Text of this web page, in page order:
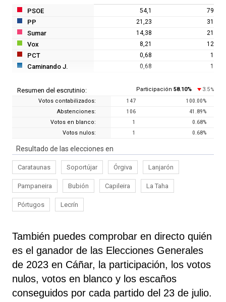
PSOE 54,1 79
PP 21,23 31
Sumar 14,38 21
Vox 8,21 12
PCT 0,68 1
Caminando J. 0,68 1
Resumen del escrutinio: Participación 58.10% 3.5 %
Votos contabilizados: 147 100.00%
Abstenciones: 106 41.89%
Votos en blanco: 1 0.68%
Votos nulos: 1 0.68%
Resultado de las elecciones en
Carataunas Soportújar Órgiva Lanjarón
Pampaneira Bubión Capileira La Taha
Pórtugos Lecrín
También puedes comprobar en directo quién
es el ganador de las Elecciones Generales
de 2023 en Cáñar, la participación, los votos
nulos, votos en blanco y los escaños
conseguidos por cada partido del 23 de julio.